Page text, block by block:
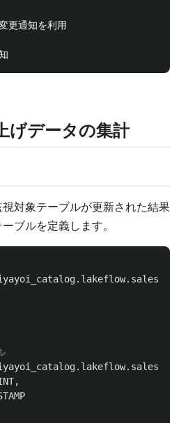
更通知を利用
げデータの集計
対象テーブルが更新された結果
ブルを定義します。
. lakeflow. sales_raw
. lakeflow.
,